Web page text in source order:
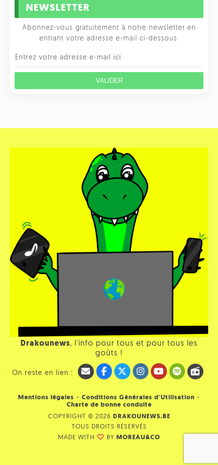
NEWSLETTER
Abonnez-vous gratuitement à notre newsletter en
entrant votre adresse e-mail ci-dessous.
VALIDER
Drakounews, l'info pour tous et pour tous les
goûts !
On reste en lien :
Mentions légales - Conditions Générales d'Utilisation -
Charte de bonne conduite
COPYRIGHT © 2026
DRAKOUNEWS.BE
TOUS DROITS RÉSERVÉS
MADE WITH
BY MOREAU&CO